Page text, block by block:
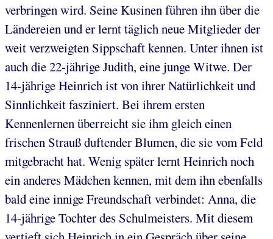
verbringen wird. Seine Kusinen führen ihn über die
Ländereien und er lernt täglich neue Mitglieder der
weit verzweigten Sippschaft kennen. Unter ihnen ist
auch die 22-jährige Judith, eine junge Witwe. Der
14-jährige Heinrich ist von ihrer Natürlichkeit und
Sinnlichkeit fasziniert. Bei ihrem ersten
Kennenlernen überreicht sie ihm gleich einen
frischen Strauß duftender Blumen, die sie vom Feld
mitgebracht hat. Wenig später lernt Heinrich noch
ein anderes Mädchen kennen, mit dem ihn ebenfalls
bald eine innige Freundschaft verbindet: Anna, die
14-jährige Tochter des Schulmeisters. Mit diesem